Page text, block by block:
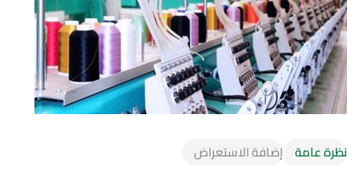
نظرة عامة إضافة الاستعراض